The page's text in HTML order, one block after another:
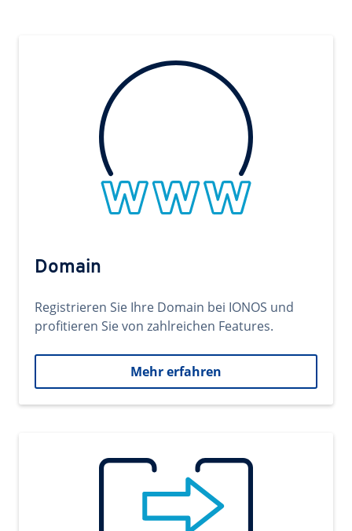
Domain
Registrieren Sie Ihre Domain bei IONOS und
profitieren Sie von zahlreichen Features.
Mehr erfahren